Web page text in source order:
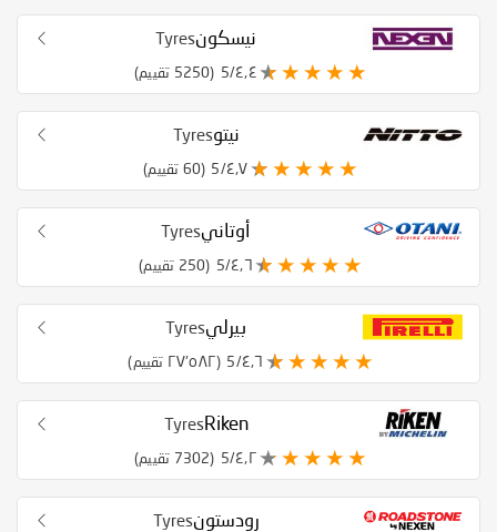
نيسكونTyres
٤٫٤/5 (5250 تقييم)
نيتوTyres
٤٫٧/5 (60 تقييم)
أوتانيTyres
٤٫٦/5 (250 تقييم)
بيرليTyres
٤٫٦/5 (٢٧٬٥٨٢ تقييم)
Riken
Tyres
٤٫٢/5 (7302 تقييم)
رودستونTyres